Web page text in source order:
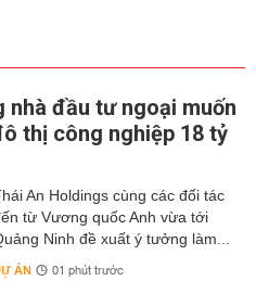
đầu tư ngoại muốn
thị công nghiệp 18 tỷ
An Holdings cùng các đối tác
từ Vương quốc Anh vừa tới
Ninh đề xuất ý tưởng làm...
ÁN 01 phút trước